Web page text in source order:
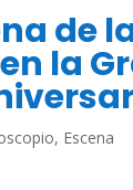
de
la
, Escena